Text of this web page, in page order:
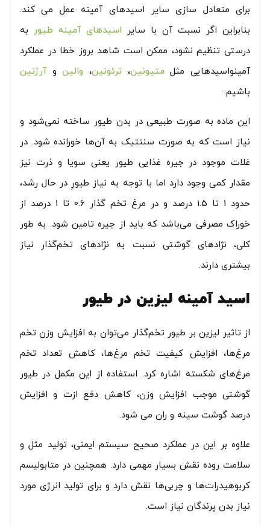
برای متعادل سازی سایر اسیدهای آمینه عمل می کند.
بنابراین اگر نسبت آن با سایر اسیدهای آمینه طیور به
درستی تنظیم نشود، ممکن است شاهد بروز خطا در عملکرد
آمینواسیدهایی مثلمتیونین، ترئونین، والینوآرژنین
باشیم.
این ماده به صورت طبیعی در بدن طیور ساخته نمی‌شود و
نیاز است که به صورت سنتتیک به آن‌ها خورانده شود. در
غلات موجود در جیره غذایی طیور یعنی سویا و ذرت نیز
مقدار کمی وجود دارد اما با توجه به نیاز طیورِ در حال رشد،
حدود 1 تا 1.5 درصد و در مرغ تخم گذار 0.6 تا 1 درصد از
خوراک مصرفی می‌باشد که باید از جیره تامین شود. به طور
کلی، نژادهای گوشتی نسبت به نژادهای تخم‌گذار نیاز
بیشتری دارند.
اسید آمینه لیزین در طیور
از تاثیر لیزین بر طیور تخم‌گذار می‌توان به افزایش وزن تخم
مرغ‌ها، افزایش کیفیت تخم مرغ‌ها، کاهش تعداد تخم
مرغ‌های شکسته اشاره کرد. استفاده از این مکمل در طیور
گوشتی موجب افزایش وزن، کاهش دفع ازت و افزایش
درصد گوشت سینه و ران می شود.
علاوه بر این در عملکرد صحیح سیستم ایمنی، تولید مثل و
سلامت روده نقش بسیار مهمی دارد. همچنین در متابولیسم
کربوهیدرات‌ها و چربی‌ها نقش دارد و برای تولید انرژی مورد
نیاز بدن پرندگان نیاز است.